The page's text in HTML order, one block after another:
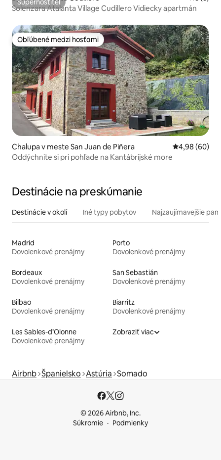
Superhostiteľ
Superhostiteľ
Solenzara Atalanta Village Cudillero Vidiecky apartmán
Obľúbené medzi hosťami
Obľúbené medzi hosťami
Chalupa v meste San Juan de Piñera Priemerné
4,98 (60)
Oddýchnite si pri pohľade na Kantábrijské more
Destinácie na preskúmanie
Destinácie v okolí Iné typy pobytov Najzaujímavejšie
Madrid
Dovolenkové prenájmy
Porto
Dovolenkové prenájmy
Bordeaux
Dovolenkové prenájmy
San Sebastián
Dovolenkové prenájmy
Bilbao
Dovolenkové prenájmy
Biarritz
Dovolenkové prenájmy
Les Sables-d’Olonne
Dovolenkové prenájmy
Zobraziť viac
Airbnb Španielsko Astúria Somado
© 2026 Airbnb, Inc.
Súkromie
Podmienky